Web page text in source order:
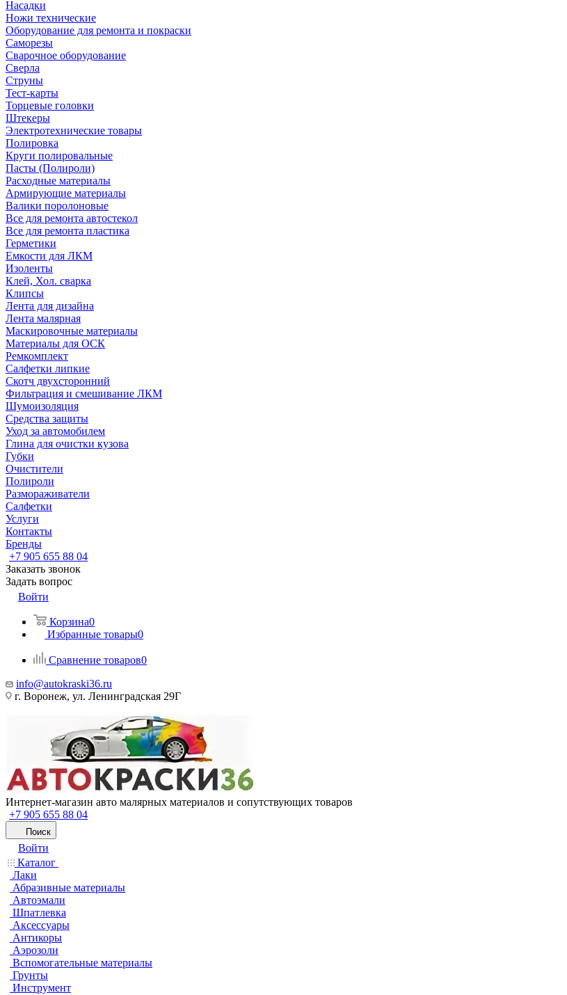
Насадки
Ножи технические
Оборудование для ремонта и покраски
Саморезы
Сварочное оборудование
Сверла
Струны
Тест-карты
Торцевые головки
Штекеры
Электротехнические товары
Полировка
Круги полировальные
Пасты (Полироли)
Расходные материалы
Армирующие материалы
Валики поролоновые
Все для ремонта автостекол
Все для ремонта пластика
Герметики
Емкости для ЛКМ
Изоленты
Клей, Хол. сварка
Клипсы
Лента для дизайна
Лента малярная
Маскировочные материалы
Материалы для ОСК
Ремкомплект
Салфетки липкие
Скотч двухсторонний
Фильтрация и смешивание ЛКМ
Шумоизоляция
Средства защиты
Уход за автомобилем
Глина для очистки кузова
Губки
Очистители
Полироли
Размораживатели
Салфетки
Услуги
Контакты
Бренды
+7 905 655 88 04
Заказать звонок
Задать вопрос
Войти
Корзина0
Избранные товары0
Сравнение товаров0
info@autokraski36.ru
г. Воронеж, ул. Ленинградская 29Г
Интернет-магазин авто малярных материалов и сопутствующих товаров
+7 905 655 88 04
Поиск
Войти
Каталог
Лаки
Абразивные материалы
Автоэмали
Шпатлевка
Аксессуары
Антикоры
Аэрозоли
Вспомогательные материалы
Грунты
Инструмент